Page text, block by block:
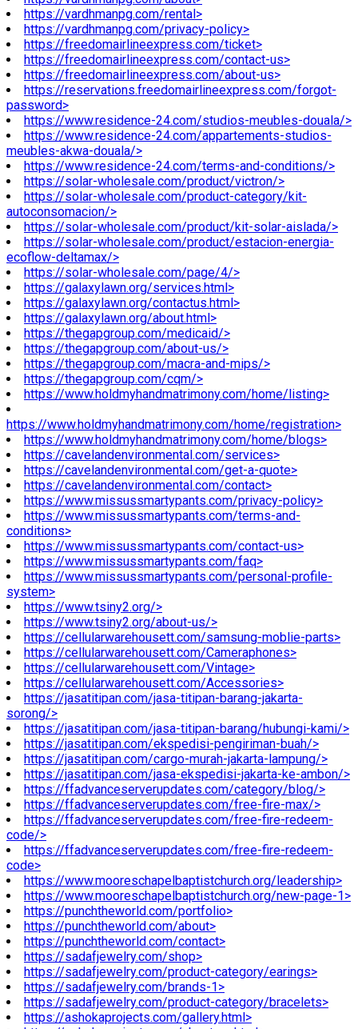
https://vardhmanpg.com/rental>
https://vardhmanpg.com/privacy-policy>
https://freedomairlineexpress.com/ticket>
https://freedomairlineexpress.com/contact-us>
https://freedomairlineexpress.com/about-us>
https://reservations.freedomairlineexpress.com/forgot-
password>
https://www.residence-24.com/studios-meubles-douala/>
https://www.residence-24.com/appartements-studios-
meubles-akwa-douala/>
https://www.residence-24.com/terms-and-conditions/>
https://solar-wholesale.com/product/victron/>
https://solar-wholesale.com/product-category/kit-
autoconsomacion/>
https://solar-wholesale.com/product/kit-solar-aislada/>
https://solar-wholesale.com/product/estacion-energia-
ecoflow-deltamax/>
https://solar-wholesale.com/page/4/>
https://galaxylawn.org/services.html>
https://galaxylawn.org/contactus.html>
https://galaxylawn.org/about.html>
https://thegapgroup.com/medicaid/>
https://thegapgroup.com/about-us/>
https://thegapgroup.com/macra-and-mips/>
https://thegapgroup.com/cqm/>
https://www.holdmyhandmatrimony.com/home/listing>
https://www.holdmyhandmatrimony.com/home/registration>
https://www.holdmyhandmatrimony.com/home/blogs>
https://cavelandenvironmental.com/services>
https://cavelandenvironmental.com/get-a-quote>
https://cavelandenvironmental.com/contact>
https://www.missussmartypants.com/privacy-policy>
https://www.missussmartypants.com/terms-and-
conditions>
https://www.missussmartypants.com/contact-us>
https://www.missussmartypants.com/faq>
https://www.missussmartypants.com/personal-profile-
system>
https://www.tsiny2.org/>
https://www.tsiny2.org/about-us/>
https://cellularwarehousett.com/samsung-moblie-parts>
https://cellularwarehousett.com/Cameraphones>
https://cellularwarehousett.com/Vintage>
https://cellularwarehousett.com/Accessories>
https://jasatitipan.com/jasa-titipan-barang-jakarta-
sorong/>
https://jasatitipan.com/jasa-titipan-barang/hubungi-kami/>
https://jasatitipan.com/ekspedisi-pengiriman-buah/>
https://jasatitipan.com/cargo-murah-jakarta-lampung/>
https://jasatitipan.com/jasa-ekspedisi-jakarta-ke-ambon/>
https://ffadvanceserverupdates.com/category/blog/>
https://ffadvanceserverupdates.com/free-fire-max/>
https://ffadvanceserverupdates.com/free-fire-redeem-
code/>
https://ffadvanceserverupdates.com/free-fire-redeem-
code>
https://www.mooreschapelbaptistchurch.org/leadership>
https://www.mooreschapelbaptistchurch.org/new-page-1>
https://punchtheworld.com/portfolio>
https://punchtheworld.com/about>
https://punchtheworld.com/contact>
https://sadafjewelry.com/shop>
https://sadafjewelry.com/product-category/earings>
https://sadafjewelry.com/brands-1>
https://sadafjewelry.com/product-category/bracelets>
https://ashokaprojects.com/gallery.html>